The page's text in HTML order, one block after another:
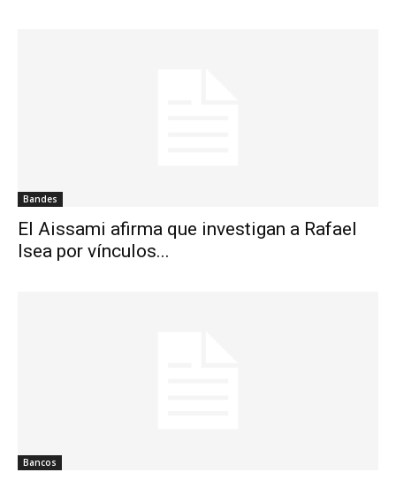
Bandes
El Aissami afirma que investigan a Rafael
Isea por vínculos...
Bancos